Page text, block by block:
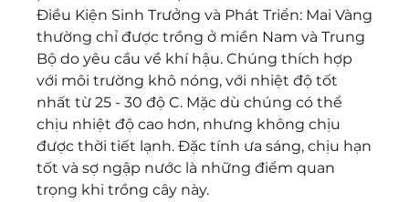
Điều Kiện Sinh Trưởng và Phát Triển: Mai Vàng
thường chỉ được trồng ở miền Nam và Trung
Bộ do yêu cầu về khí hậu. Chúng thích hợp
với môi trường khô nóng, với nhiệt độ tốt
nhất từ 25 - 30 độ C. Mặc dù chúng có thể
chịu nhiệt độ cao hơn, nhưng không chịu
được thời tiết lạnh. Đặc tính ưa sáng, chịu hạn
tốt và sợ ngập nước là những điểm quan
trọng khi trồng cây này.